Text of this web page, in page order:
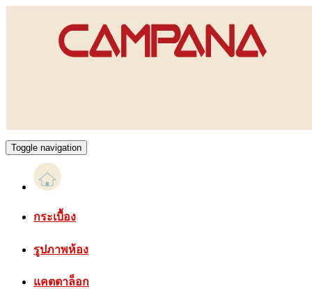
Toggle navigation
กระเบื้อง
รูปภาพห้อง
แคตตาล็อก